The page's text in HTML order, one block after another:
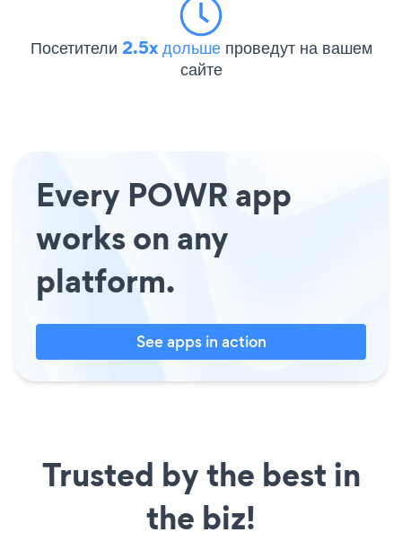
Посетители 2.5x дольше проведут на вашем
сайте
Every POWR app
works on any
platform.
See apps in action
Trusted by the best in
the biz!